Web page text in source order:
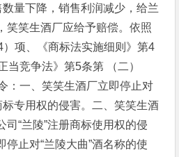
数量下降，销售利润减少，给兰
笑笑生酒厂应给予赔偿。依照
）项、《商标法实施细则》第4
当竞争法》第5条第 （二）
：一、笑笑生酒厂立即停止对
标专用权的侵害。二、笑笑生酒
“兰陵”注册商标使用权的侵
止对“兰陵大曲”酒名称的使